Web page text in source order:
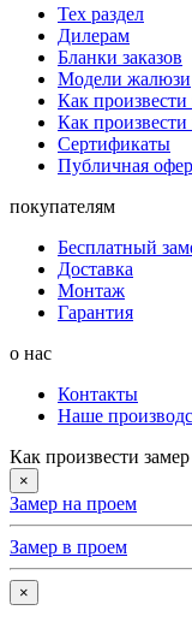
Тех раздел
Дилерам
Бланки заказов
Модели жалюзи
Как произвести
Как
Сертификаты
Публичная
покупателям
Бесплатный
Доставка
Монтаж
Гарантия
о нас
Контакты
Наше
Как произвести замер
×
Замер на проем
Замер в проем
×